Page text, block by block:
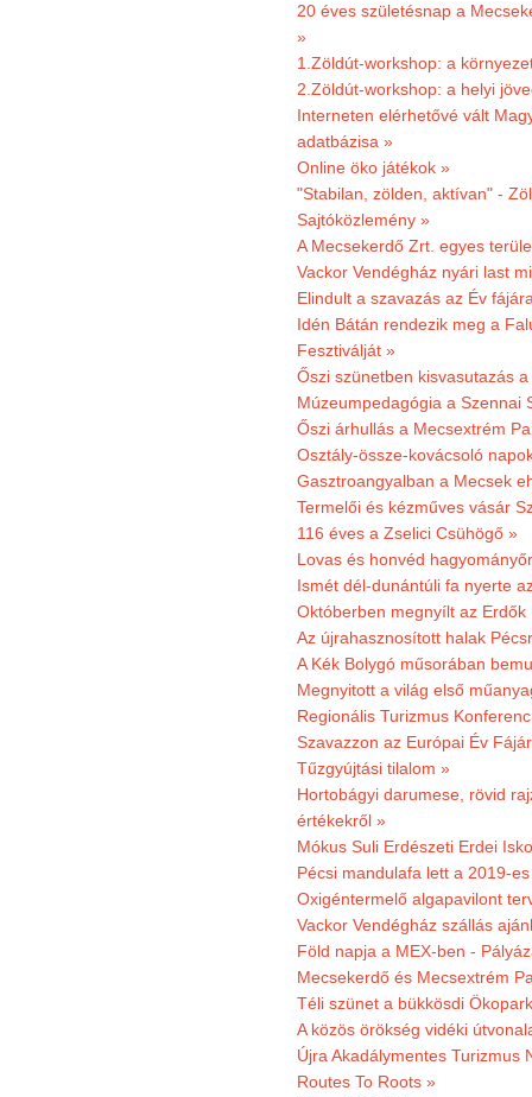
20 éves születésnap a
»
1.Zöldút-workshop: a
2.Zöldút-workshop: a helyi
Interneten elérhetővé vált
adatbázisa »
Online öko játékok »
"Stabilan, zölden, aktívan" -
Sajtóközlemény »
A Mecsekerdő Zrt. egyes
Vackor Vendégház nyári last
Elindult a szavazás az Év
Idén Bátán rendezik meg a
Fesztiválját »
Őszi szünetben kisvasutazás
Múzeumpedagógia a Szennai
Őszi árhullás a Mecsextrém
Osztály-össze-kovácsoló
Gasztroangyalban a Mecsek
Termelői és kézműves vásár
116 éves a Zselici Csühögő »
Lovas és honvéd
Ismét dél-dunántúli fa nyerte
Októberben megnyílt az
Az újrahasznosított halak
A Kék Bolygó műsorában
Megnyitott a világ első
Regionális Turizmus
Szavazzon az Európai Év
Tűzgyújtási tilalom »
Hortobágyi darumese, rövid
értékekről »
Mókus Suli Erdészeti Erdei
Pécsi mandulafa lett a 2019-
Oxigéntermelő algapavilont
Vackor Vendégház szállás
Föld napja a MEX-ben -
Mecsekerdő és Mecsextrém
Téli szünet a bükkösdi
A közös örökség vidéki
Újra Akadálymentes Turizmus
Routes To Roots »